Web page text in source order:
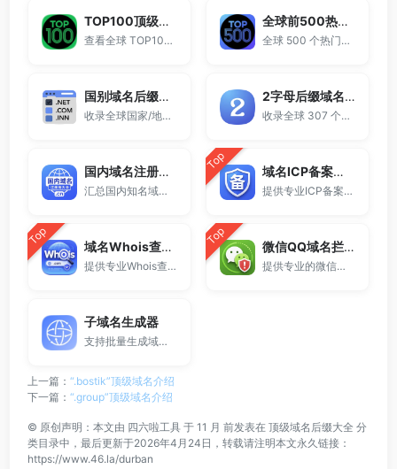
TOP100顶级域名后缀排名榜
查看全球 TOP100 域名后缀。
全球前500热门域名后缀排行
全球 500 个热门域名后缀排名，展示注册量排行、是否可备案、适用范围与用途简介，帮助企业与个人在 2025 年快速选择合适的顶级域名。
国别域名后缀大全
收录全球国家/地区代码顶级域名。
2字母后缀域名大全
收录全球 307 个两字符域名后缀。
国内域名注册商大全
汇总国内知名域名注册商与服务平台。
Top 域名ICP备案查询
提供专业ICP备案查询与网站备案信息查询服务，支持域名备案号查询、网站是否备案检测及备案信息快速获取，适用于站长工具、域名检测与SEO分析。
Top 域名Whois查询工具
提供专业Whois查询与域名信息查询服务，支持查询域名注册信息、注册商、到期时间及DNS记录，适用于域名检测、SEO分析及站长工具使用。
Top 微信QQ域名拦截检测
提供专业的微信拦截检测、QQ拦截检测、域名被墙检测服务，一键查询网站是否被封、被拦截或被限制访问。
子域名生成器
支持批量生成域名与泛解析子域名，适用于站群部署、SEO测试与开发环境使用。
上一篇： “.bostik”顶级域名介绍
下一篇： “.group”顶级域名介绍
© 原创声明：本文由 四六啦工具 于 11 月 前发表在 顶级域名后缀大全 分
类目录中，最后更新于2026年4月24日，转载请注明本文永久链接：
https://www.46.la/durban